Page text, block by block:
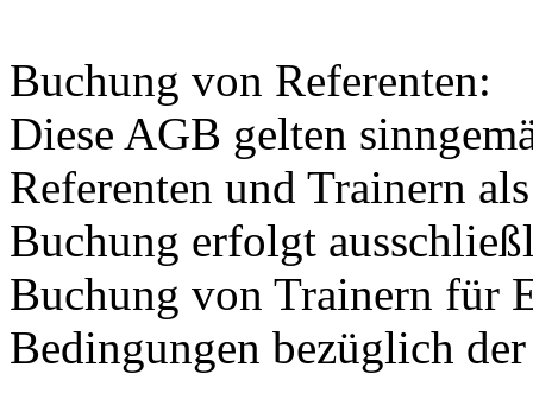
Buchung von Referenten:
Diese AGB gelten
Referenten und Trainern
Buchung erfolgt
Buchung von Trainern für
Bedingungen bezüglich